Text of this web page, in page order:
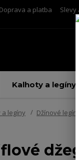
Doprava a platba Slevy
Kalhoty a legíny
a legíny Džínové legíny